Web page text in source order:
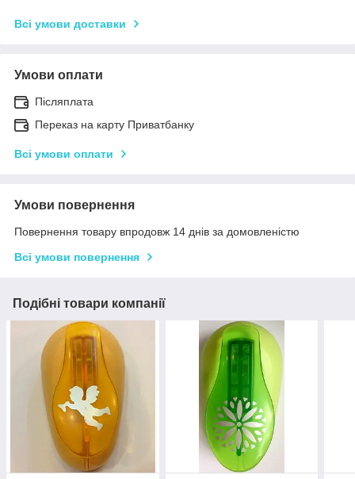
Всі умови доставки
Умови оплати
Післяплата
Переказ на карту Приватбанку
Всі умови оплати
Умови повернення
Повернення товару впродовж 14 днів за домовленістю
Всі умови повернення
Подібні товари компанії